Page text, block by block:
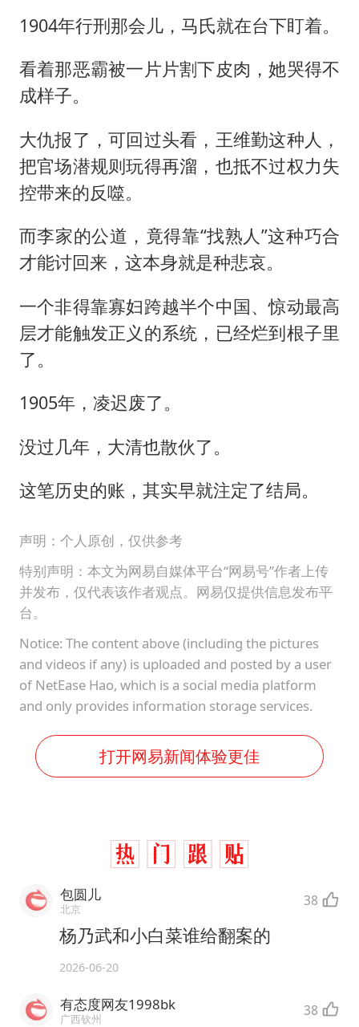
1904年行刑那会儿，马氏就在台下盯着。
看着那恶霸被一片片割下皮肉，她哭得不
成样子。
大仇报了，可回过头看，王维勤这种人，
把官场潜规则玩得再溜，也抵不过权力失
控带来的反噬。
而李家的公道，竟得靠“找熟人”这种巧合
才能讨回来，这本身就是种悲哀。
一个非得靠寡妇跨越半个中国、惊动最高
层才能触发正义的系统，已经烂到根子里
了。
1905年，凌迟废了。
没过几年，大清也散伙了。
这笔历史的账，其实早就注定了结局。
声明：个人原创，仅供参考
特别声明：本文为网易自媒体平台“网易号”作者上传
并发布，仅代表该作者观点。网易仅提供信息发布平
台。
Notice: The content above (including the pictures
and videos if any) is uploaded and posted by a user
of NetEase Hao, which is a social media platform
and only provides information storage services.
打开网易新闻体验更佳
包圆儿
北京 38
杨乃武和小白菜谁给翻案的
2026-06-20
有态度网友1998bk
广西钦州 38